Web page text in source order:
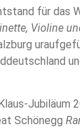
für das
Violine
Jubiläum
Schönegg